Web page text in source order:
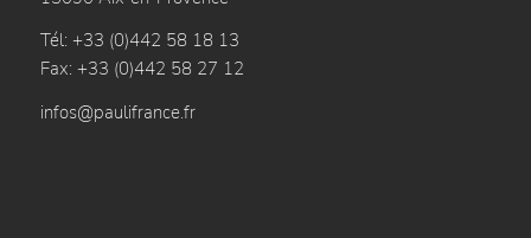
Tél: +33 (0)442 58 18 13
Fax: +33 (0)442 58 27 12
infos@paulifrance.fr